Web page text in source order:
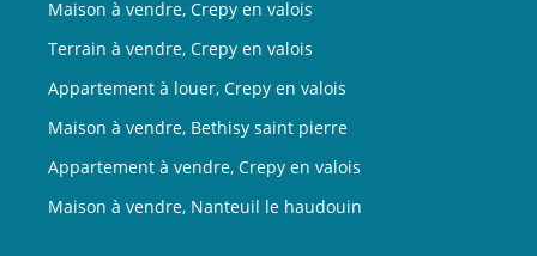
Maison à vendre, Crepy en valois
Terrain à vendre, Crepy en valois
Appartement à louer, Crepy en valois
Maison à vendre, Bethisy saint pierre
Appartement à vendre, Crepy en valois
Maison à vendre, Nanteuil le haudouin